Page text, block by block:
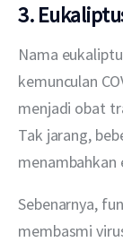
3.
Nama
kemunculan
menjadi obat
Tak jarang,
menambahkan
Sebenarnya,
membasmi